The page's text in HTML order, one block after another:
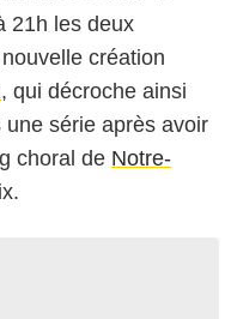
21h les deux
création
, qui décroche ainsi
série après avoir
choral de Notre-